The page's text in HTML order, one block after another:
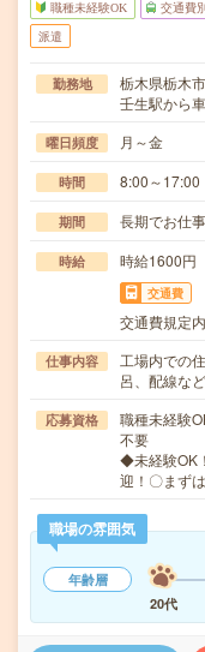
職種未経験OK 交通費
派遣
勤務地
栃木県栃木市
壬生駅から
曜日頻度 月～金
時間 8:00～17:00
期間 長期でお仕
時給 時給1600円
交通費
交通費規定
仕事内容
工場内での
呂、配線な
応募資格
職種未経験
不要
◆未経験OK
迎！〇まず
職場の雰囲気
年齢層
20代